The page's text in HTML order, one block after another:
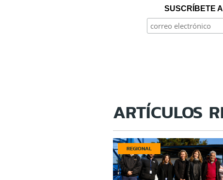
SUSCRÍBETE
ARTÍCULOS
REGIONAL